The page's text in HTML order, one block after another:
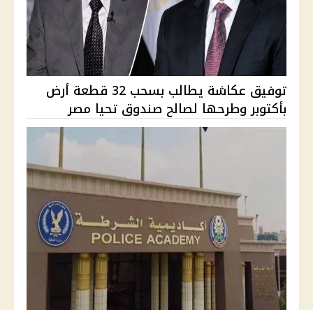
توفيق عكاشة يطالب بسحب 32 قطعة أرض
بأكتوبر وطرحها لصالح صندوق تحيا مصر